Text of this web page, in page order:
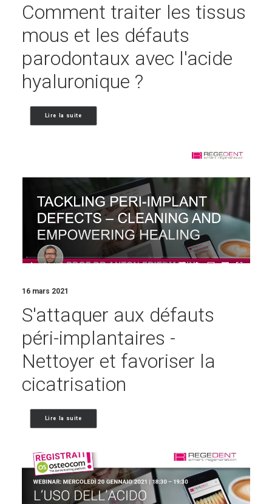
Comment traiter les tissus
mous et les défauts
parodontaux avec l'acide
hyaluronique ?
Lire la suite
16 mars 2021
S'attaquer aux défauts
péri-implantaires -
Nettoyer et favoriser la
cicatrisation
Lire la suite